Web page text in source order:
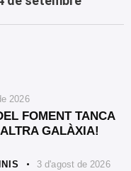
2026
FOMENT TANCA
GALÀXIA!
3 d'agost de 2026